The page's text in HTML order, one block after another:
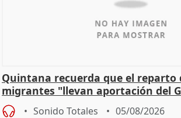
Quintana recuerda que el reparto
migrantes "llevan aportación del
central
Sonido Totales 05/08/2026